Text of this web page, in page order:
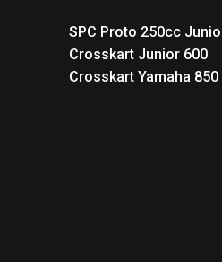
SPC Proto 250cc
Crosskart Junior 600
Crosskart Yamaha 850